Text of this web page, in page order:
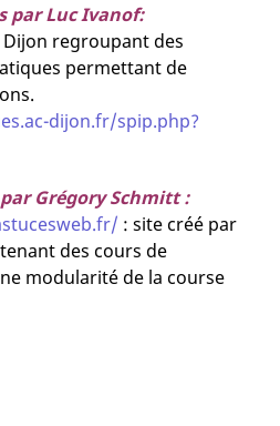
par Luc Ivanof:
regroupant des
permettant de
dijon.fr/spip.php?
Grégory Schmitt :
: site créé par
des cours de
modularité de la course